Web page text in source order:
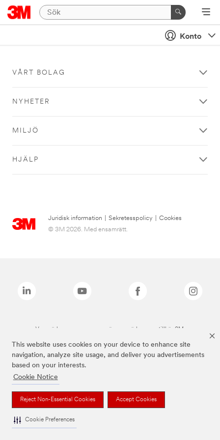
This website uses cookies on your device to enhance site
navigation, analyze site usage, and deliver you advertisements
based on your interests.
Cookie Notice
Reject Non-Essential Cookies Accept Cookies
Cookie Preferences
Konto
VÅRT BOLAG
NYHETER
MILJÖ
HJÄLP
Juridisk information Sekretesspolicy
Cookies
© 3M 2026. Med ensamrätt.
Varumärken som anges ovan är varumärken som tillhör 3M.